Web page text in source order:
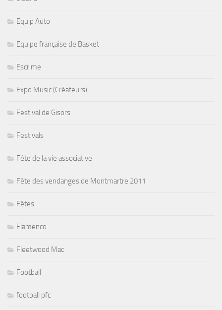
Equip Auto
Equipe française de Basket
Escrime
Expo Music (Créateurs)
Festival de Gisors
Festivals
Fête de la vie associative
Fête des vendanges de Montmartre 2011
Fêtes
Flamenco
Fleetwood Mac
Football
football pfc